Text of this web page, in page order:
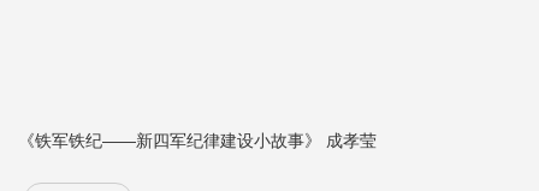
《铁军铁纪——新四军纪律建设小故事》 成孝莹